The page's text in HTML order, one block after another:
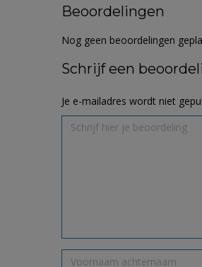
Beoordelingen
Nog geen beoordelingen
Schrijf een
Je e-mailadres wordt niet